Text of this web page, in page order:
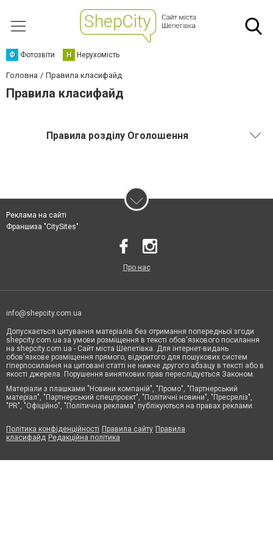
Ф Фотозвіти Н Нерухомість
Головна Правила класифайд
Правила класифайд
Правила розділу Оголошення
Реклама на сайті
Франшиза "CitySites"
Про нас
info@shepcity.com.ua
Допускається цитування матеріалів без отримання попередньої згоди
shepcity.com.ua за умови розміщення в тексті обов'язкового посилання
на shepcity.com.ua - Сайт міста Шепетівка. Для інтернет-видань
обов'язкове розміщення прямого, відкритого для пошукових систем
гіперпосилання на цитовані статті не нижче другого абзацу в тексті або в
якості джерела. Порушення виняткових прав переслідується Законом.
Матеріали з плашками "Новини компаній", "Промо", "Партнерський
матеріал", "Партнерський спецпроєкт", "Політичні новини", "Пресреліз",
"PR", "Офіційно", "Політична реклама" публікуються на правах реклами.
Політика конфіденційності Правила сайту Правила
класифайд Редакційна політика